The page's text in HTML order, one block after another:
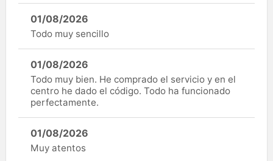
01/08/2026
Todo muy sencillo
01/08/2026
Todo muy bien. He comprado el servicio y en el
centro he dado el código. Todo ha funcionado
perfectamente.
01/08/2026
Muy atentos